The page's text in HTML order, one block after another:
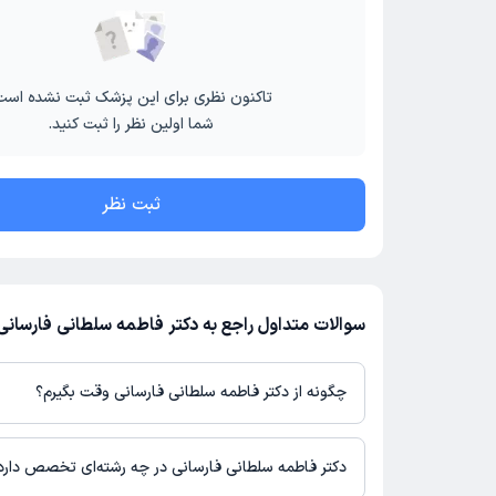
تاکنون نظری برای این پزشک ثبت نشده
شما اولین نظر را ثبت کنید.
ثبت نظر
سوالات متداول راجع به دکتر فاطمه سلطانی
چگونه از دکتر فاطمه سلطانی فارسانی وقت بگیرم؟
در صورتی کهدکتر فاطمه سلطانی فارسانیدارای پروفایل فعال و
دکترتو باشند، می‌توانید از طریق این پلتفرم برای دریافت نوبت
دکتر فاطمه سلطانی فارسانی در چه رشته‌ای تخصص